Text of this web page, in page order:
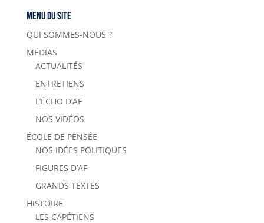
Menu du site
QUI SOMMES-NOUS ?
MÉDIAS
ACTUALITÉS
ENTRETIENS
L’ÉCHO D’AF
NOS VIDÉOS
ÉCOLE DE PENSÉE
NOS IDÉES POLITIQUES
FIGURES D’AF
GRANDS TEXTES
HISTOIRE
LES CAPÉTIENS